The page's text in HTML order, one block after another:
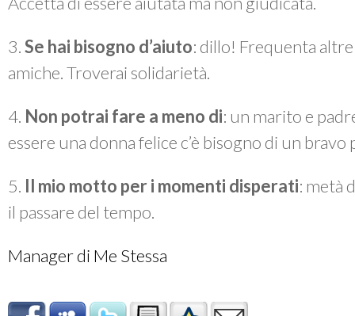
3.Se hai bisogno d’aiuto: dillo! Frequenta
amiche. Troverai solidarietà.
4. Non potrai fare a meno di: un marito e
essere una donna felice c’è bisogno di un
5. Il mio motto per i momenti disperati: metà
il passare del tempo.
Manager di Me Stessa